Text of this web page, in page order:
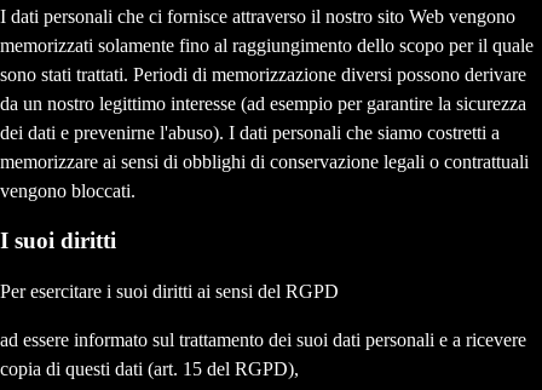
I dati personali che ci fornisce attraverso il nostro sito Web vengono
memorizzati solamente fino al raggiungimento dello scopo per il quale
sono stati trattati. Periodi di memorizzazione diversi possono derivare
da un nostro legittimo interesse (ad esempio per garantire la sicurezza
dei dati e prevenirne l'abuso). I dati personali che siamo costretti a
memorizzare ai sensi di obblighi di conservazione legali o contrattuali
vengono bloccati.
I suoi diritti
Per esercitare i suoi diritti ai sensi del RGPD
ad essere informato sul trattamento dei suoi dati personali e a ricevere
copia di questi dati (art. 15 del RGPD),